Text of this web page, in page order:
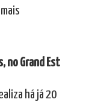
no Grand Est
há já 20